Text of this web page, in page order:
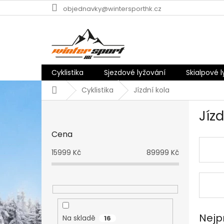
na
objednavky@wintersporthk.cz
Cyklistika Sjezdové lyžování Skialpové
DomůCyklistika Jízdní kola
p
a
Cena
15999 Kč 89999 Kč
Na skladě 16